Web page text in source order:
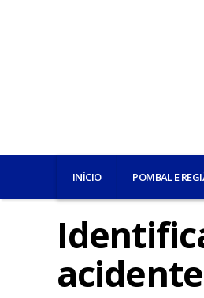
INÍCIO POMBAL E